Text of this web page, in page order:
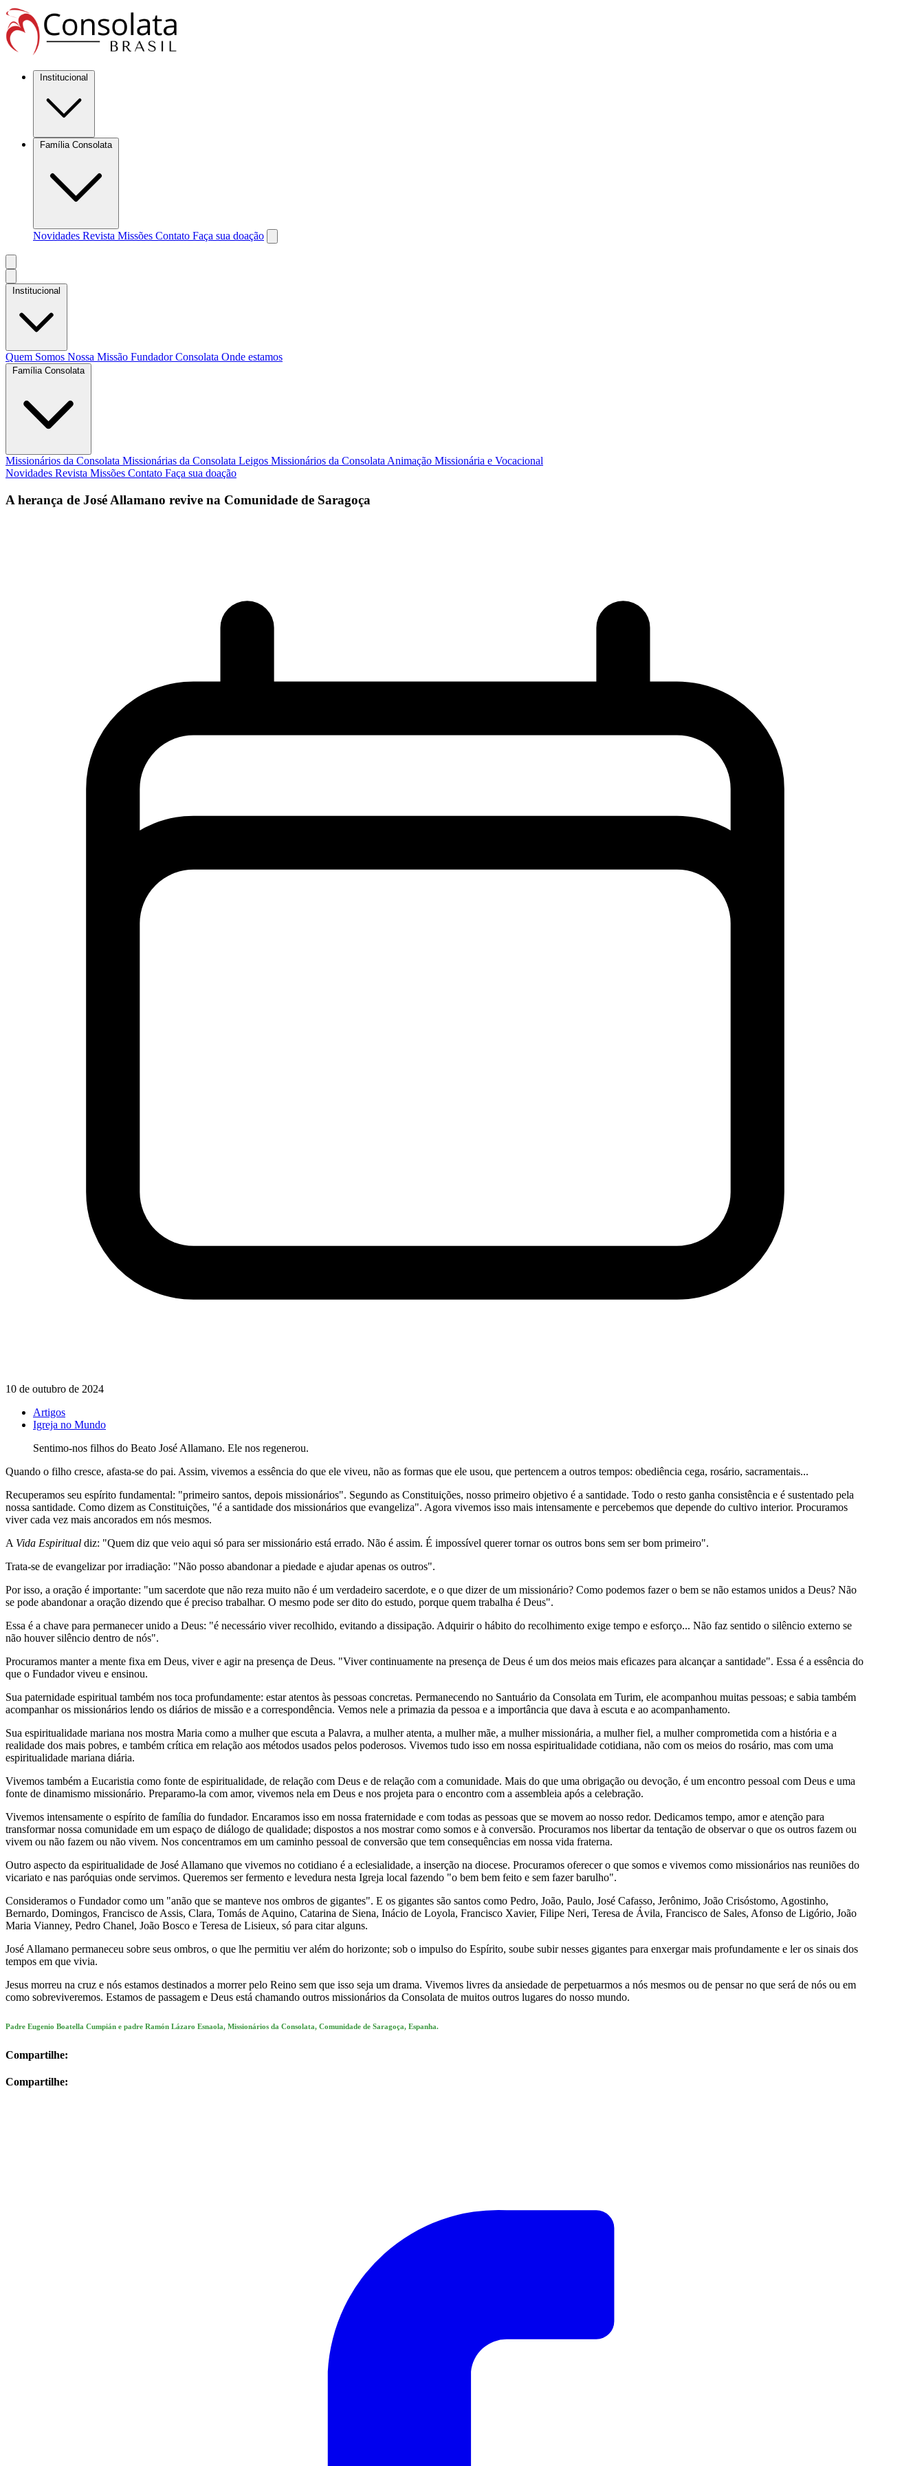
Institucional
Família Consolata
Novidades Revista Missões Contato Faça sua doação
Institucional
Quem Somos Nossa Missão FundadorConsolata Onde estamos
Família Consolata
Missionários da Consolata Missionárias da Consolata Leigos Missionários da Consolata Animação Missionária e Vocacional
Novidades Revista Missões Contato Faça sua doação
A herança de José Allamano revive na Comunidade de Saragoça
10 de outubro de 2024
Artigos
Igreja no Mundo
Sentimo-nos filhos do Beato José Allamano. Ele nos regenerou.
Quando o filho cresce, afasta-se do pai. Assim, vivemos a essência do que ele viveu, não as formas que ele usou, que pertencem a outros tempos: obediência cega, rosário, sacramentais...
Recuperamos seu espírito fundamental: "primeiro santos, depois missionários". Segundo as Constituições, nosso primeiro objetivo é a santidade. Todo o resto ganha consistência e é sustentado pela
nossa santidade. Como dizem as Constituições, "é a santidade dos missionários que evangeliza". Agora vivemos isso mais intensamente e percebemos que depende do cultivo interior. Procuramos
viver cada vez mais ancorados em nós mesmos.
A Vida Espiritual diz: "Quem diz que veio aqui só para ser missionário está errado. Não é assim. É impossível querer tornar os outros bons sem ser bom primeiro".
Trata-se de evangelizar por irradiação: "Não posso abandonar a piedade e ajudar apenas os outros".
Por isso, a oração é importante: "um sacerdote que não reza muito não é um verdadeiro sacerdote, e o que dizer de um missionário? Como podemos fazer o bem se não estamos unidos a Deus? Não
se pode abandonar a oração dizendo que é preciso trabalhar. O mesmo pode ser dito do estudo, porque quem trabalha é Deus".
Essa é a chave para permanecer unido a Deus: "é necessário viver recolhido, evitando a dissipação. Adquirir o hábito do recolhimento exige tempo e esforço... Não faz sentido o silêncio externo se
não houver silêncio dentro de nós".
Procuramos manter a mente fixa em Deus, viver e agir na presença de Deus. "Viver continuamente na presença de Deus é um dos meios mais eficazes para alcançar a santidade". Essa é a essência do
que o Fundador viveu e ensinou.
Sua paternidade espiritual também nos toca profundamente: estar atentos às pessoas concretas. Permanecendo no Santuário da Consolata em Turim, ele acompanhou muitas pessoas; e sabia também
acompanhar os missionários lendo os diários de missão e a correspondência. Vemos nele a primazia da pessoa e a importância que dava à escuta e ao acompanhamento.
Sua espiritualidade mariana nos mostra Maria como a mulher que escuta a Palavra, a mulher atenta, a mulher mãe, a mulher missionária, a mulher fiel, a mulher comprometida com a história e a
realidade dos mais pobres, e também crítica em relação aos métodos usados pelos poderosos. Vivemos tudo isso em nossa espiritualidade cotidiana, não com os meios do rosário, mas com uma
espiritualidade mariana diária.
Vivemos também a Eucaristia como fonte de espiritualidade, de relação com Deus e de relação com a comunidade. Mais do que uma obrigação ou devoção, é um encontro pessoal com Deus e uma
fonte de dinamismo missionário. Preparamo-la com amor, vivemos nela em Deus e nos projeta para o encontro com a assembleia após a celebração.
Vivemos intensamente o espírito de família do fundador. Encaramos isso em nossa fraternidade e com todas as pessoas que se movem ao nosso redor. Dedicamos tempo, amor e atenção para
transformar nossa comunidade em um espaço de diálogo de qualidade; dispostos a nos mostrar como somos e à conversão. Procuramos nos libertar da tentação de observar o que os outros fazem ou
vivem ou não fazem ou não vivem. Nos concentramos em um caminho pessoal de conversão que tem consequências em nossa vida fraterna.
Outro aspecto da espiritualidade de José Allamano que vivemos no cotidiano é a eclesialidade, a inserção na diocese. Procuramos oferecer o que somos e vivemos como missionários nas reuniões do
vicariato e nas paróquias onde servimos. Queremos ser fermento e levedura nesta Igreja local fazendo "o bem bem feito e sem fazer barulho".
Consideramos o Fundador como um "anão que se manteve nos ombros de gigantes". E os gigantes são santos como Pedro, João, Paulo, José Cafasso, Jerônimo, João Crisóstomo, Agostinho,
Bernardo, Domingos, Francisco de Assis, Clara, Tomás de Aquino, Catarina de Siena, Inácio de Loyola, Francisco Xavier, Filipe Neri, Teresa de Ávila, Francisco de Sales, Afonso de Ligório, João
Maria Vianney, Pedro Chanel, João Bosco e Teresa de Lisieux, só para citar alguns.
José Allamano permaneceu sobre seus ombros, o que lhe permitiu ver além do horizonte; sob o impulso do Espírito, soube subir nesses gigantes para enxergar mais profundamente e ler os sinais dos
tempos em que vivia.
Jesus morreu na cruz e nós estamos destinados a morrer pelo Reino sem que isso seja um drama. Vivemos livres da ansiedade de perpetuarmos a nós mesmos ou de pensar no que será de nós ou em
como sobreviveremos. Estamos de passagem e Deus está chamando outros missionários da Consolata de muitos outros lugares do nosso mundo.
Padre Eugenio Boatella Cumpián e padre Ramón Lázaro Esnaola, Missionários da Consolata, Comunidade de Saragoça, Espanha.
Compartilhe:
Compartilhe: